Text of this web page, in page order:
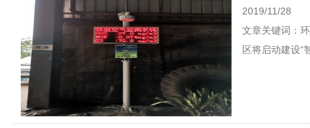
2019/11/28
文章关键词：
区将启动建设“